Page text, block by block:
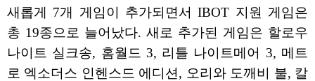
새롭게 7개 게임이 추가되면서 IBOT 지원 게임은
총 19종으로 늘어났다. 새로 추가된 게임은 할로우
나이트 실크송, 홈월드 3, 리틀 나이트메어 3, 메트
로 엑소더스 인헨스드 에디션, 오리와 도깨비 불, 칼